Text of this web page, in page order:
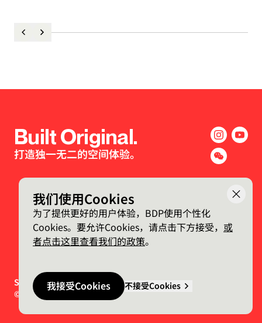
我们使用Cookies
为了提供更好的用户体验，BDP使用个性化
Cookies。要允许Cookies，请点击下方接受， 或
者点击这里查看我们的政策。
我接受Cookies 不接受Cookies
Built Original.
打造独一无二的空间体验。
Sign-up to the BDP. Newsletter
© 2026 BDP. All Rights Reserved. Made by P&P